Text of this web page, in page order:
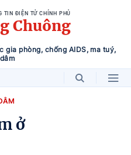
TIN ĐIỆN TỬ CHÍNH PHỦ
Chuông
gia phòng, chống AIDS, ma tuý,
ở